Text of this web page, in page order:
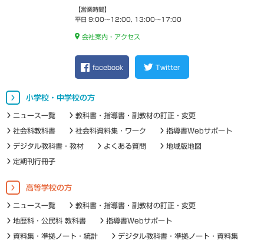
【営業時間】
平日 9:00～12:00, 13:00～17:00
会社案内・アクセス
facebook Twitter
小学校・中学校の方
ニュース一覧 教科書・指導書・副教材の訂正・変更
社会科教科書 社会科資料集・ワーク 指導書Webサポート
デジタル教科書・教材 よくある質問 地域版地図
定期刊行冊子
高等学校の方
ニュース一覧 教科書・指導書・副教材の訂正・変更
地歴科・公民科 教科書 指導書Webサポート
資料集・準拠ノート・統計 デジタル教科書・準拠ノート・資料集